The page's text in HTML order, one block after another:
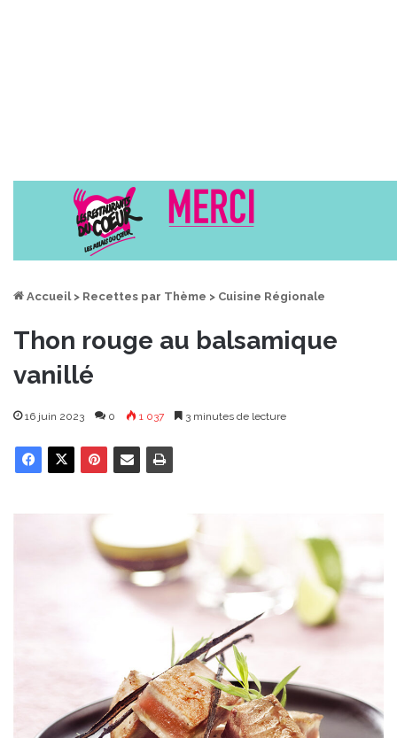
Accueil > Recettes par Thème > Cuisine Régionale
Thon rouge au balsamique
vanillé
16 juin 2023 0 1 037 3 minutes de lecture